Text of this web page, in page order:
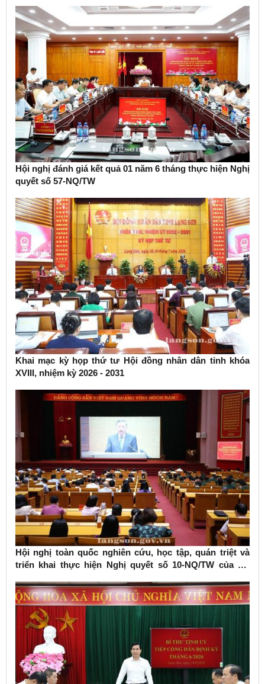
Hội nghị đánh giá kết quả 01 năm 6 tháng thực hiện Nghị
quyết số 57-NQ/TW
Khai mạc kỳ họp thứ tư Hội đồng nhân dân tỉnh khóa
XVIII, nhiệm kỳ 2026 - 2031
Hội nghị toàn quốc nghiên cứu, học tập, quán triệt và
triển khai thực hiện Nghị quyết số 10-NQ/TW của Bộ